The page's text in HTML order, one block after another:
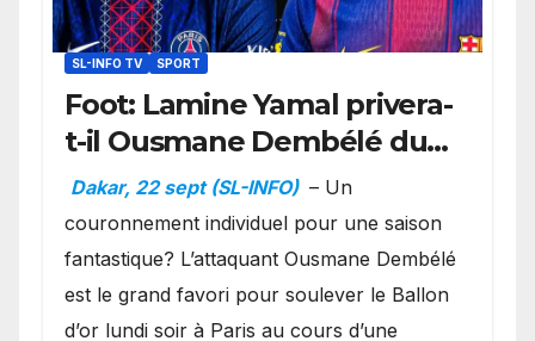
SL-INFO TV SPORT
Foot: Lamine Yamal privera-
t-il Ousmane Dembélé du
Ballon d’or ?
Dakar, 22 sept (SL-INFO) – Un
couronnement individuel pour une saison
fantastique? L’attaquant Ousmane Dembélé
est le grand favori pour soulever le Ballon
d’or lundi soir à Paris au cours d’une